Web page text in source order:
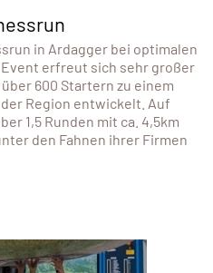
in Ardagger bei optimalen
erfreut sich sehr großer
600 Startern zu einem
Region entwickelt. Auf
1,5 Runden mit ca. 4,5km
den Fahnen ihrer Firmen